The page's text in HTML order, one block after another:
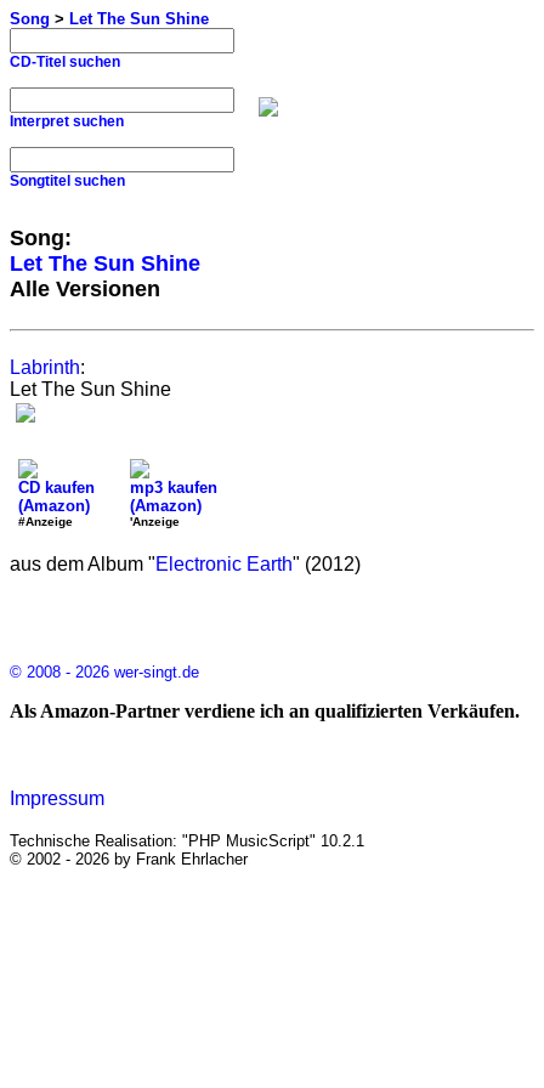
Song > Let The Sun Shine
CD-Titel suchen
Interpret suchen
Songtitel suchen
Song:
Let The Sun Shine
Alle Versionen
Labrinth:
Let The Sun Shine
CD kaufen
(Amazon)
#Anzeige
mp3 kaufen
(Amazon)
'Anzeige
aus dem Album "Electronic Earth" (2012)
© 2008 - 2026 wer-singt.de
Als Amazon-Partner verdiene ich an qualifizierten Verkäufen.
Impressum
Technische Realisation: "PHP MusicScript" 10.2.1
© 2002 - 2026 by Frank Ehrlacher